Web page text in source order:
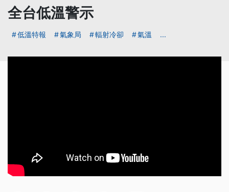
全台低溫警示
低溫特報 氣象局 輻射冷卻 氣溫 ...